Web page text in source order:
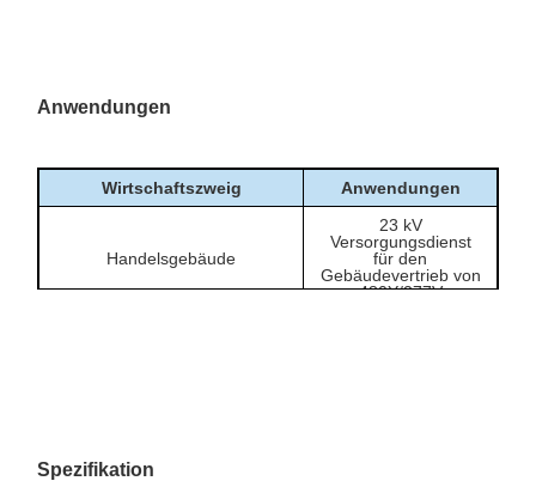
Anwendungen
Wirtschaftszweig Anwendungen
Handelsgebäude
23 kV
Versorgungsdienst
für den
Gebäudevertrieb von
480Y/277V
Spezifikation